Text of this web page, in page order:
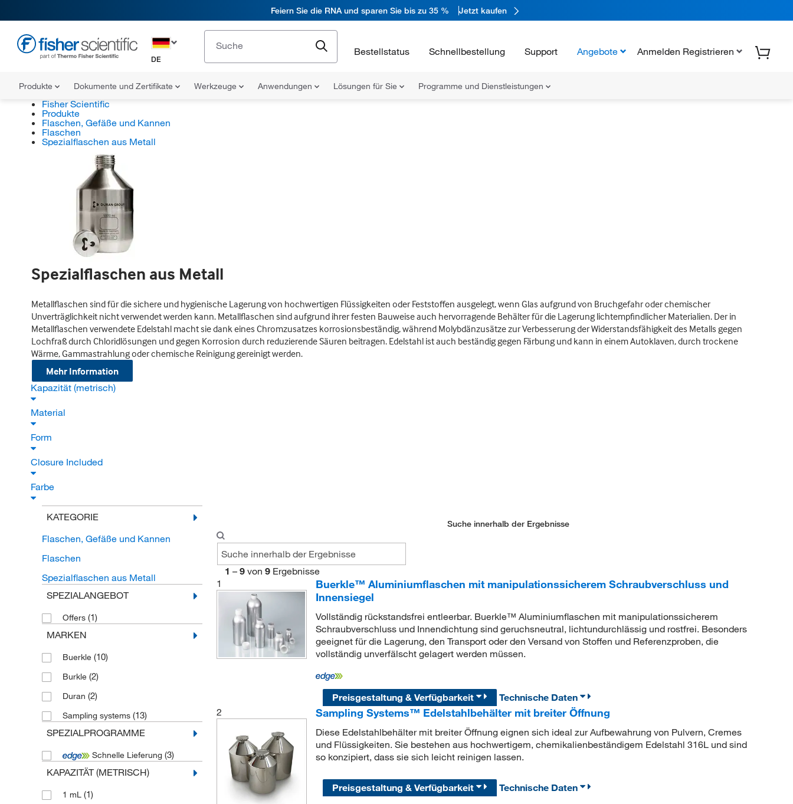
Feiern Sie die RNA und sparen Sie bis zu 35 % Jetzt kaufen
DE
Bestellstatus Schnellbestellung Support Angebote Anmelden Registrieren
Produkte Dokumente und Zertifikate Werkzeuge Anwendungen Lösungen für Sie Programme und Dienstleistungen
Fisher Scientific
Produkte
Flaschen, Gefäße und Kannen
Flaschen
Spezialflaschen aus Metall
Spezialflaschen aus Metall
Metallflaschen sind für die sichere und hygienische Lagerung von hochwertigen Flüssigkeiten oder Feststoffen ausgelegt, wenn Glas aufgrund von Bruchgefahr oder chemischer
Unverträglichkeit nicht verwendet werden kann. Metallflaschen sind aufgrund ihrer festen Bauweise auch hervorragende Behälter für die Lagerung lichtempfindlicher Materialien. Der in
Metallflaschen verwendete Edelstahl macht sie dank eines Chromzusatzes korrosionsbeständig, während Molybdänzusätze zur Verbesserung der Widerstandsfähigkeit des Metalls gegen
Lochfraß durch Chloridlösungen und gegen Korrosion durch reduzierende Säuren beitragen. Edelstahl ist auch beständig gegen Färbung und kann in einem Autoklaven, durch trockene
Wärme, Gammastrahlung oder chemische Reinigung gereinigt werden.
Mehr Information
Kapazität (metrisch)
Material
Form
Closure Included
Farbe
KATEGORIE
Flaschen, Gefäße und Kannen
Flaschen
Spezialflaschen aus Metall
SPEZIALANGEBOT
Offers (1)
MARKEN
Buerkle (10)
Burkle (2)
Duran (2)
Sampling systems (13)
SPEZIALPROGRAMME
Schnelle Lieferung (3)
KAPAZITÄT (METRISCH)
1 mL (1)
Suche innerhalb der Ergebnisse
1 – 9 von 9 Ergebnisse
1
Buerkle™ Aluminiumflaschen mit manipulationssicherem Schraubverschluss und
Innensiegel
Vollständig rückstandsfrei entleerbar. Buerkle™ Aluminiumflaschen mit manipulationssicherem
Schraubverschluss und Innendichtung sind geruchsneutral, lichtundurchlässig und rostfrei. Besonders
geeignet für die Lagerung, den Transport oder den Versand von Stoffen und Referenzproben, die
vollständig unverfälscht gelagert werden müssen.
Preisgestaltung & Verfügbarkeit
Technische Daten
2
Sampling Systems™ Edelstahlbehälter mit breiter Öffnung
Diese Edelstahlbehälter mit breiter Öffnung eignen sich ideal zur Aufbewahrung von Pulvern, Cremes
und Flüssigkeiten. Sie bestehen aus hochwertigem, chemikalienbeständigem Edelstahl 316L und sind
so konzipiert, dass sie sich leicht reinigen lassen.
Preisgestaltung & Verfügbarkeit Technische Daten